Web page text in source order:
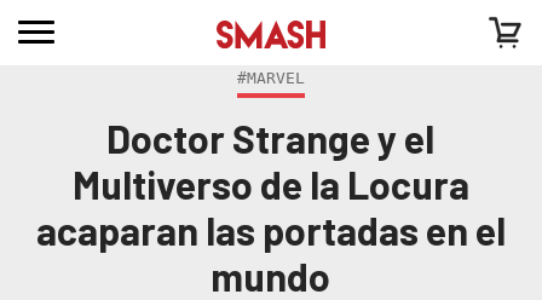
#MARVEL
Doctor Strange y el
Multiverso de la Locura
acaparan las portadas en el
mundo